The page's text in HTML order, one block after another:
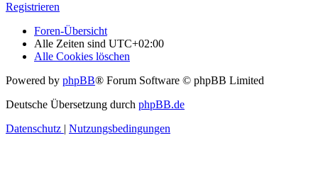
Registrieren
Foren-Übersicht
Alle Zeiten sind UTC+02:00
Alle Cookies löschen
Powered by phpBB® Forum Software © phpBB Limited
Deutsche Übersetzung durch phpBB.de
Datenschutz | Nutzungsbedingungen